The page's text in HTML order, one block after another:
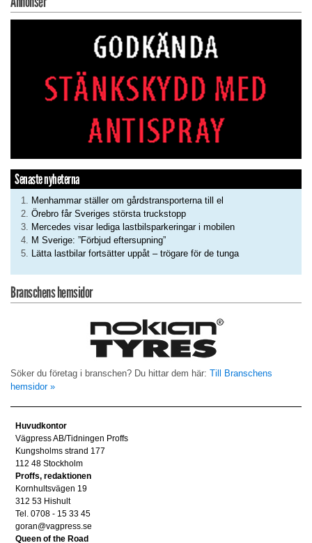
Senaste nyheterna
Menhammar ställer om gårdstransporterna till el
Örebro får Sveriges största truckstopp
Mercedes visar lediga lastbilsparkeringar i mobilen
M Sverige: ”Förbjud eftersupning”
Lätta lastbilar fortsätter uppåt – trögare för de tunga
Branschens hemsidor
Söker du företag i branschen? Du hittar dem här: Till Branschens
hemsidor »
Huvudkontor
Vägpress AB/Tidningen Proffs
Kungsholms strand 177
112 48 Stockholm
Proffs, redaktionen
Kornhultsvägen 19
312 53 Hishult
Tel. 0708 - 15 33 45
goran@vagpress.se
Queen of the Road